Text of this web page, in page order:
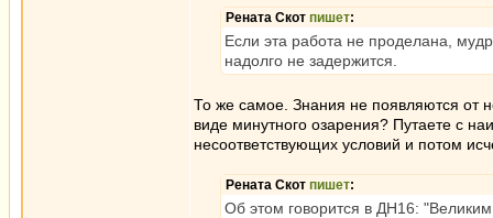
Рената Скот пишет:
Если эта работа не проделана,
надолго не задержится.
То же самое. Знания не появляются от
виде минутного озарения? Путаете с
несоответствующих условий и потом
Рената Скот пишет:
Об этом говорится в ДН16: